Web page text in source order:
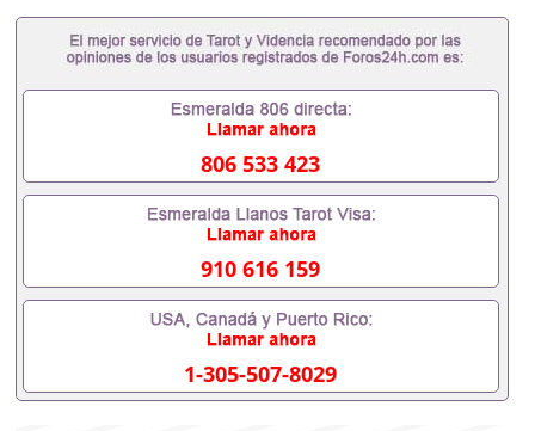
凭办理英国文凭办理加拿大文凭办理德国文凭 一、快
速办理材料： 1、毕业证+成绩单+留学回国人员证明
+教育部认证,录取通知书，雅思。（全套留学回国必
2、雅思、托福，OFFER，在读证明，学生卡等留学
相关材料（申请学校、转学，甚至是申请工签都可以
证成绩单，学校，专业，学位，毕业时间都可以根据
客户要求安排。 国内找工作假的毕业证可以用吗
551190476假的毕业证成绩单可以办学历认证吗
551190476要定居国外需要办理什么材料551190476
入职事业单位/国企假的毕业证会查吗551190476入职
国企/事业单位需要些什么材料551190476办理假毕业
证在国内能用吗, 挂科拿不到毕业证怎么办, 毕业证丢
了怎么办, 没有正常毕业怎么办理毕业证,没毕业可以
办学历认证吗,您是否因为中途辍学、挂科而没有正常
毕业551190476您是否因为递交材料不齐而被拒之门
外551190476您是否因没正常毕业而导致回国得不到
806 533 423
910 616 159
1-305-507-8029